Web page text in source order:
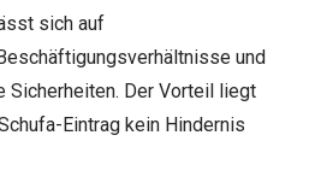
sich auf
und
Sicherheiten. Der Vorteil liegt
Eintrag kein Hindernis